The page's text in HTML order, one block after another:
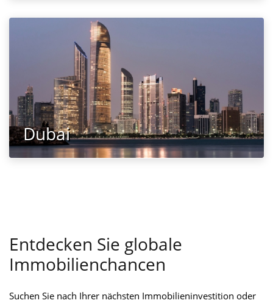
Dubai
Entdecken Sie globale
Immobilienchancen
Suchen Sie nach Ihrer nächsten Immobilieninvestition oder